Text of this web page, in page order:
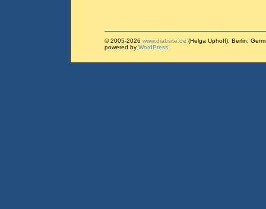
© 2005-2026 www.diabsite.de (Helga Uphoff), Berlin,
powered by WordPress.